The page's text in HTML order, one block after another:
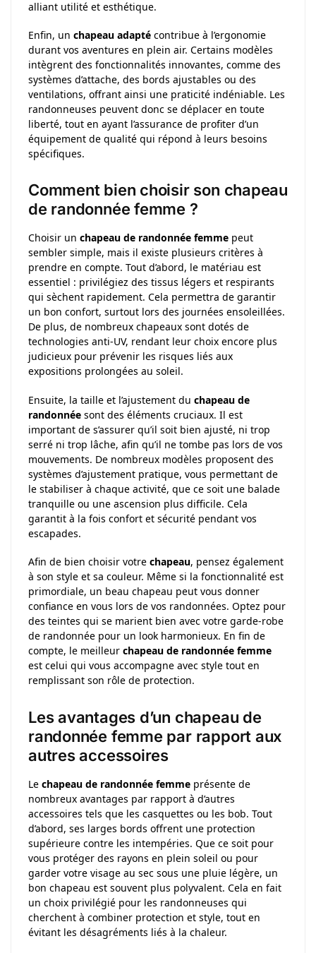
alliant utilité et esthétique.
Enfin, un chapeau adapté contribue à l’ergonomie
durant vos aventures en plein air. Certains modèles
intègrent des fonctionnalités innovantes, comme des
systèmes d’attache, des bords ajustables ou des
ventilations, offrant ainsi une praticité indéniable. Les
randonneuses peuvent donc se déplacer en toute
liberté, tout en ayant l’assurance de profiter d’un
équipement de qualité qui répond à leurs besoins
spécifiques.
Comment bien choisir son chapeau
de randonnée femme ?
Choisir un chapeau de randonnée femme peut
sembler simple, mais il existe plusieurs critères à
prendre en compte. Tout d’abord, le matériau est
essentiel : privilégiez des tissus légers et respirants
qui sèchent rapidement. Cela permettra de garantir
un bon confort, surtout lors des journées ensoleillées.
De plus, de nombreux chapeaux sont dotés de
technologies anti-UV, rendant leur choix encore plus
judicieux pour prévenir les risques liés aux
expositions prolongées au soleil.
Ensuite, la taille et l’ajustement du chapeau de
randonnée sont des éléments cruciaux. Il est
important de s’assurer qu’il soit bien ajusté, ni trop
serré ni trop lâche, afin qu’il ne tombe pas lors de vos
mouvements. De nombreux modèles proposent des
systèmes d’ajustement pratique, vous permettant de
le stabiliser à chaque activité, que ce soit une balade
tranquille ou une ascension plus difficile. Cela
garantit à la fois confort et sécurité pendant vos
escapades.
Afin de bien choisir votre chapeau, pensez également
à son style et sa couleur. Même si la fonctionnalité est
primordiale, un beau chapeau peut vous donner
confiance en vous lors de vos randonnées. Optez pour
des teintes qui se marient bien avec votre garde-robe
de randonnée pour un look harmonieux. En fin de
compte, le meilleur chapeau de randonnée femme
est celui qui vous accompagne avec style tout en
remplissant son rôle de protection.
Les avantages d’un chapeau de
randonnée femme par rapport aux
autres accessoires
Le chapeau de randonnée femme présente de
nombreux avantages par rapport à d’autres
accessoires tels que les casquettes ou les bob. Tout
d’abord, ses larges bords offrent une protection
supérieure contre les intempéries. Que ce soit pour
vous protéger des rayons en plein soleil ou pour
garder votre visage au sec sous une pluie légère, un
bon chapeau est souvent plus polyvalent. Cela en fait
un choix privilégié pour les randonneuses qui
cherchent à combiner protection et style, tout en
évitant les désagréments liés à la chaleur.